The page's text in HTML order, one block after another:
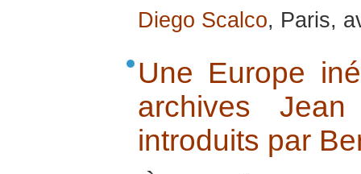
Diego Scalco, Paris,
Une Europe
archives
introduits par